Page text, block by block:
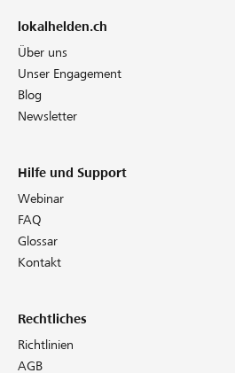
lokalhelden.ch
Über uns
Unser Engagement
Blog
Newsletter
Hilfe und Support
Webinar
FAQ
Glossar
Kontakt
Rechtliches
Richtlinien
AGB